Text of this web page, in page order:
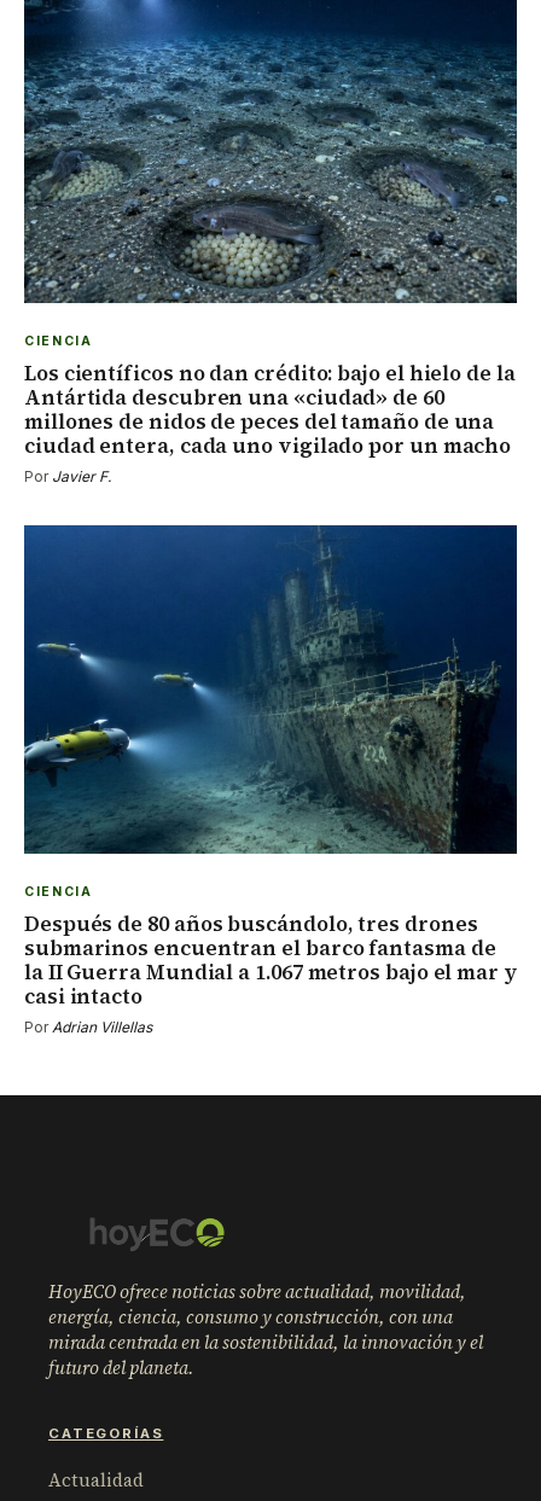
CIENCIA
Los científicos no dan crédito: bajo el hielo de la
Antártida descubren una «ciudad» de 60
millones de nidos de peces del tamaño de una
ciudad entera, cada uno vigilado por un macho
Por Javier F.
CIENCIA
Después de 80 años buscándolo, tres drones
submarinos encuentran el barco fantasma de
la II Guerra Mundial a 1.067 metros bajo el mar y
casi intacto
Por Adrian Villellas
HoyECO ofrece noticias sobre actualidad, movilidad,
energía, ciencia, consumo y construcción, con una
mirada centrada en la sostenibilidad, la innovación y el
futuro del planeta.
CATEGORÍAS
Actualidad